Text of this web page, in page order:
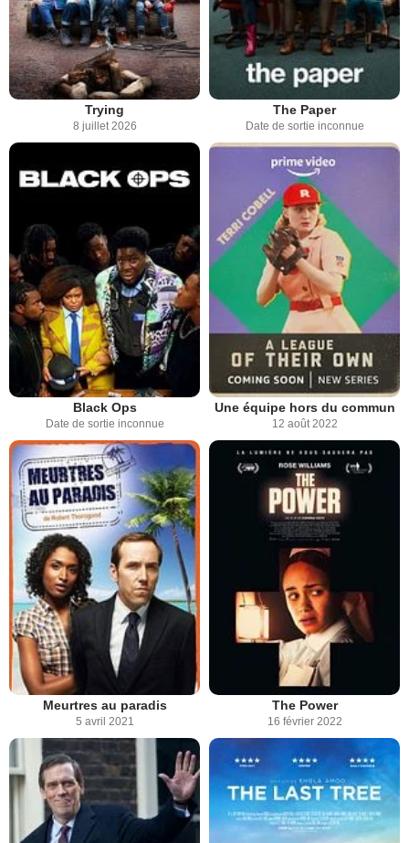
Trying
8 juillet 2026
The Paper
Date de sortie inconnue
Black Ops
Date de sortie inconnue
Une équipe hors du commun
12 août 2022
Meurtres au paradis
5 avril 2021
The Power
16 février 2022